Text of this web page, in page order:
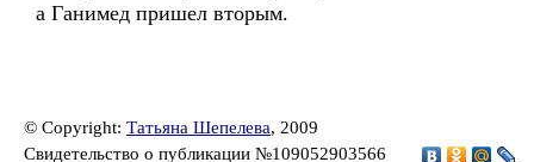
а Ганимед пришел вторым.
© Copyright: Татьяна Шепелева, 2009
Свидетельство о публикации №109052903566